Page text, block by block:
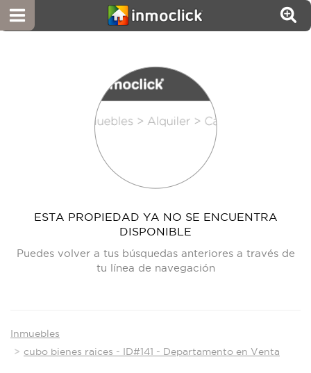
ESTA PROPIEDAD YA NO SE ENCUENTRA
DISPONIBLE
Puedes volver a tus búsquedas anteriores a través de
tu línea de navegación
Inmuebles
cubo bienes raices - ID#141 - Departamento en Venta